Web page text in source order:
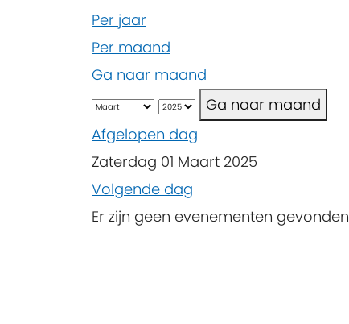
Per jaar
Per maand
Ga naar maand
Ga naar maand
Afgelopen dag
Zaterdag 01 Maart 2025
Volgende dag
Er zijn geen evenementen gevonden